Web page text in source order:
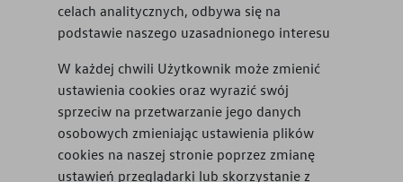
celach analitycznych, odbywa się na
podstawie naszego uzasadnionego interesu
W każdej chwili Użytkownik może zmienić
ustawienia cookies oraz wyrazić swój
sprzeciw na przetwarzanie jego danych
osobowych zmieniając ustawienia plików
cookies na naszej stronie poprzez zmianę
ustawień przeglądarki lub skorzystanie z